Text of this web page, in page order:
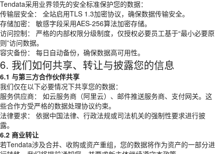
Tendata采用业界领先的安全标准保护您的数据：
传输层安全： 全站启用TLS 1.3加密协议，确保数据传输安全。
存储加密： 敏感字段采用AES-256算法加密存储。
访问控制： 严格的内部权限分级制度，仅授权必要员工基于“最小必要原
则”访问数据。
容灾备份： 每日自动备份，确保数据高可用性。
6. 我们如何共享、转让与披露您的信息
6.1 与第三方合作伙伴共享
我们仅在以下必要情况下共享您的数据：
服务供应商： 如云服务商（阿里云）、邮件推送服务商、支付网关。这
些合作方受严格的数据处理协议约束。
法律要求： 依据中国法律、行政法规或司法机关的强制性要求进行披
露。
6.2 商业转让
若Tendata涉及合并、收购或资产重组，您的数据将作为资产的一部分进